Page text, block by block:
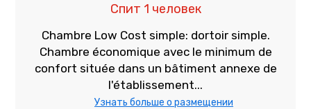
Спит 1 человек
Chambre Low Cost simple: dortoir simple.
Chambre économique avec le minimum de
confort située dans un bâtiment annexe de
l'établissement...
Узнать больше о размещении